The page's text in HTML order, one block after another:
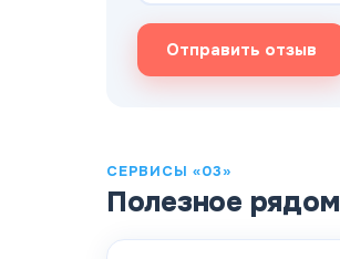
Отправить отзыв
СЕРВИСЫ «03»
Полезное рядом